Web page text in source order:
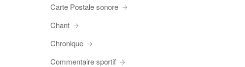
Carte Postale sonore
Chant
Chronique
Commentaire sportif